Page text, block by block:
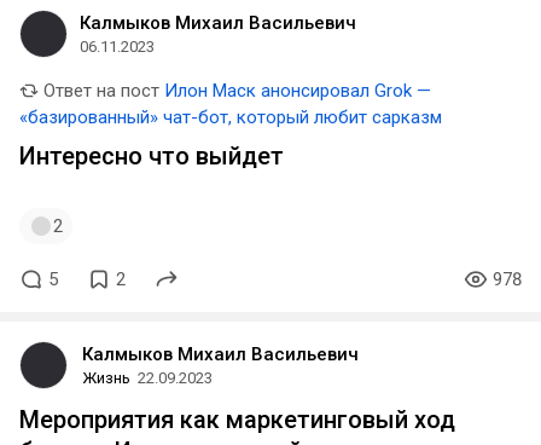
Калмыков Михаил Васильевич
06.11.2023
Ответ на пост Илон Маск анонсировал Grok —
«базированный» чат-бот, который любит сарказм
Интересно что выйдет
2
5 2 978
Калмыков Михаил Васильевич
Жизнь 22.09.2023
Мероприятия как маркетинговый ход